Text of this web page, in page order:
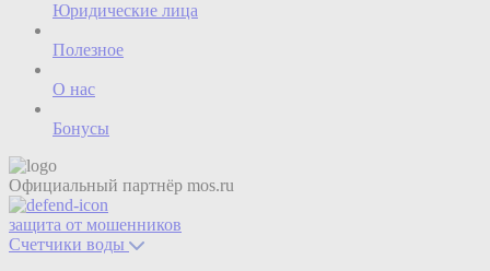
Юридические лица
Полезное
О нас
Бонусы
Официальный партнёр mos.ru
защита от мошенников
Счетчики воды